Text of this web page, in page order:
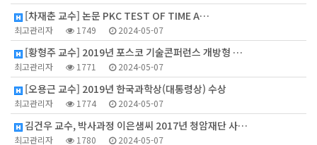
[차재춘 교수] 논문 PKC TEST OF TIME A…
최고관리자 1749 2024-05-07
[황형주 교수] 2019년 포스코 기술콘퍼런스 개방형 …
최고관리자 1771 2024-05-07
[오용근 교수] 2019년 한국과학상(대통령상) 수상
최고관리자 1774 2024-05-07
김건우 교수, 박사과정 이은샘씨 2017년 청암재단 사…
최고관리자 1780 2024-05-07